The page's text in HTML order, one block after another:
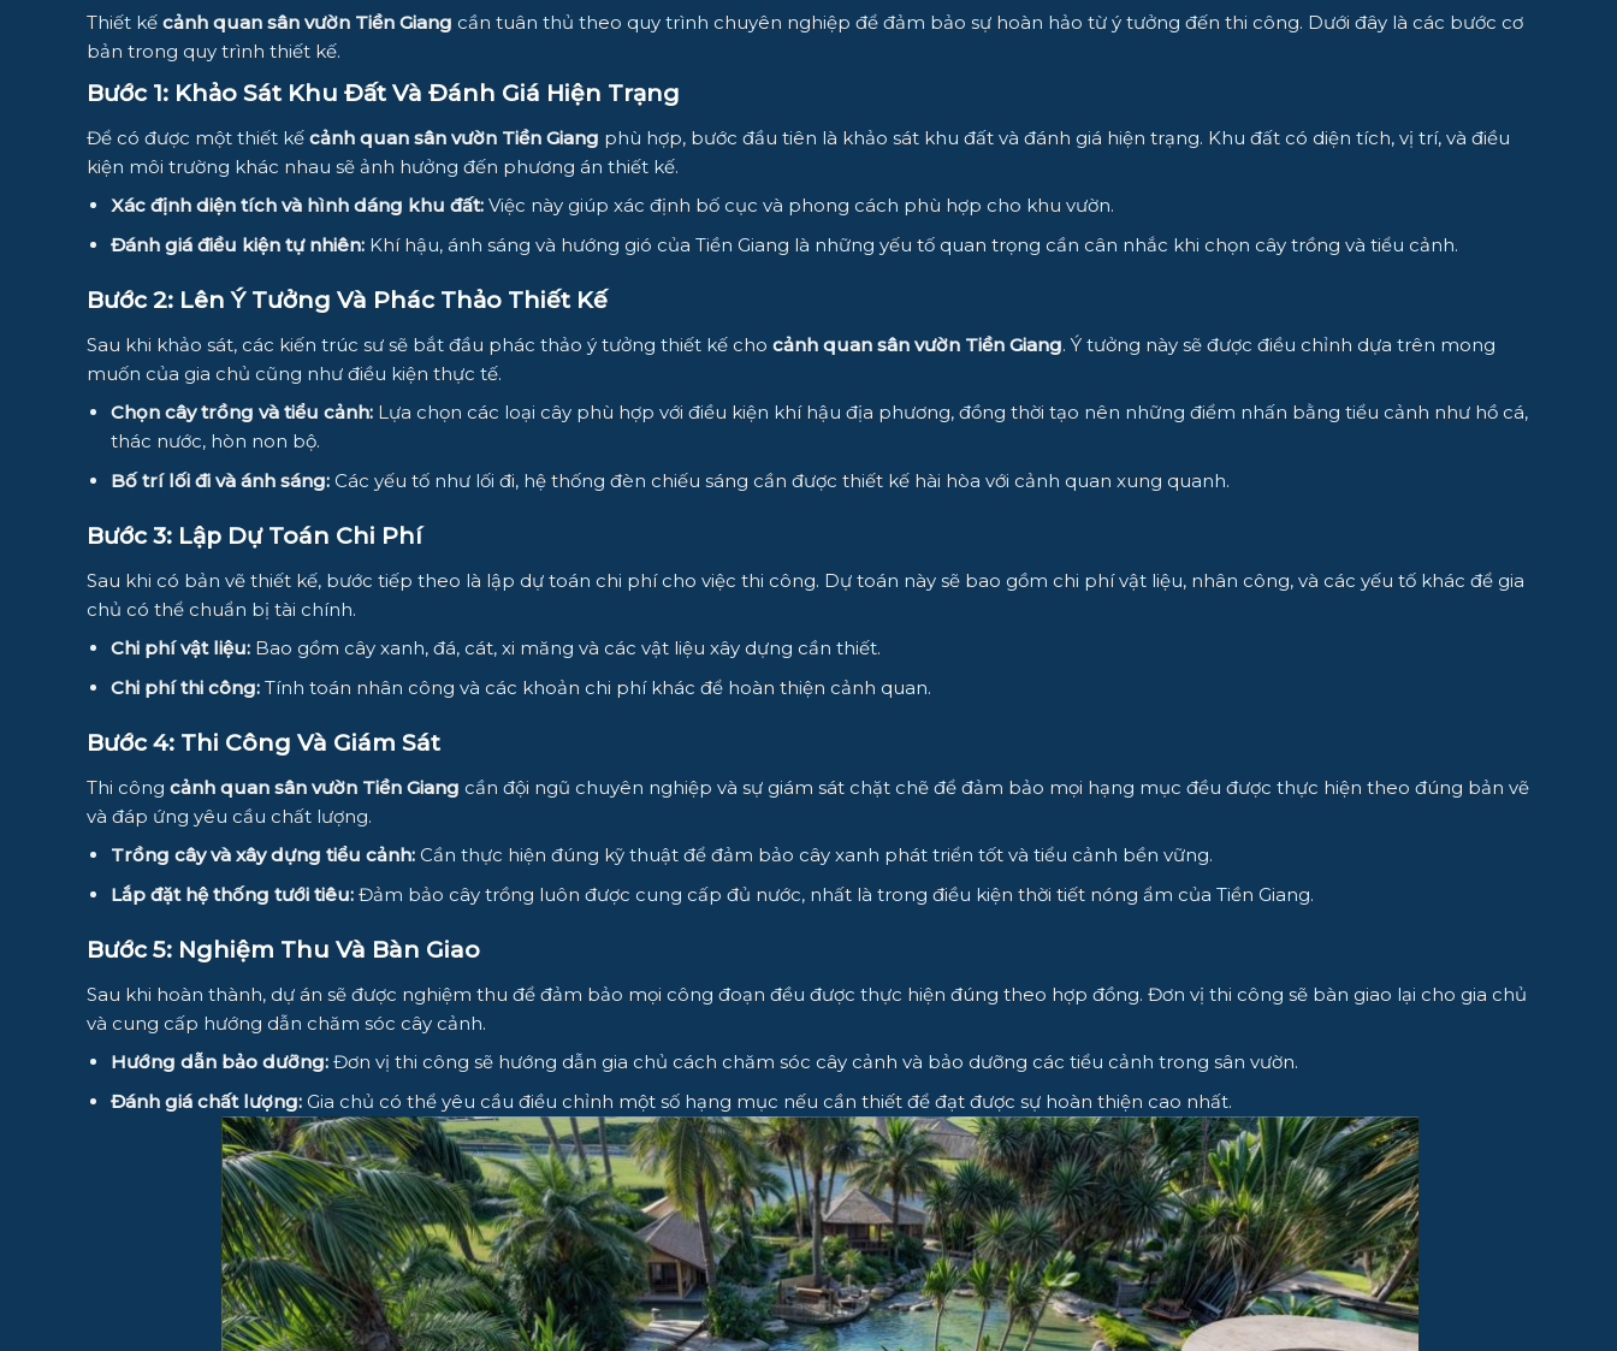
Thiết kế cảnh quan sân vườn Tiền Giang cần tuân thủ theo quy trình chuyên nghiệp để đảm bảo sự hoàn hảo từ ý tưởng đến thi công. Dưới đây là các bước cơ
bản trong quy trình thiết kế.
Bước 1: Khảo Sát Khu Đất Và Đánh Giá Hiện Trạng
Để có được một thiết kế cảnh quan sân vườn Tiền Giang phù hợp, bước đầu tiên là khảo sát khu đất và đánh giá hiện trạng. Khu đất có diện tích, vị trí, và điều
kiện môi trường khác nhau sẽ ảnh hưởng đến phương án thiết kế.
Xác định diện tích và hình dáng khu đất:Việc này giúp xác định bố cục và phong cách phù hợp cho khu vườn.
Đánh giá điều kiện tự nhiên:Khí hậu, ánh sáng và hướng gió của Tiền Giang là những yếu tố quan trọng cần cân nhắc khi chọn cây trồng và tiểu cảnh.
Bước 2: Lên Ý Tưởng Và Phác Thảo Thiết Kế
Sau khi khảo sát, các kiến trúc sư sẽ bắt đầu phác thảo ý tưởng thiết kế cho cảnh quan sân vườn Tiền Giang. Ý tưởng này sẽ được điều chỉnh dựa trên mong
muốn của gia chủ cũng như điều kiện thực tế.
Chọn cây trồng và tiểu cảnh:Lựa chọn các loại cây phù hợp với điều kiện khí hậu địa phương, đồng thời tạo nên những điểm nhấn bằng tiểu cảnh như hồ cá,
thác nước, hòn non bộ.
Bố trí lối đi và ánh sáng:Các yếu tố như lối đi, hệ thống đèn chiếu sáng cần được thiết kế hài hòa với cảnh quan xung quanh.
Bước 3: Lập Dự Toán Chi Phí
Sau khi có bản vẽ thiết kế, bước tiếp theo là lập dự toán chi phí cho việc thi công. Dự toán này sẽ bao gồm chi phí vật liệu, nhân công, và các yếu tố khác để gia
chủ có thể chuẩn bị tài chính.
Chi phí vật liệu:Bao gồm cây xanh, đá, cát, xi măng và các vật liệu xây dựng cần thiết.
Chi phí thi công:Tính toán nhân công và các khoản chi phí khác để hoàn thiện cảnh quan.
Bước 4: Thi Công Và Giám Sát
Thi công cảnh quan sân vườn Tiền Giang cần đội ngũ chuyên nghiệp và sự giám sát chặt chẽ để đảm bảo mọi hạng mục đều được thực hiện theo đúng bản vẽ
và đáp ứng yêu cầu chất lượng.
Trồng cây và xây dựng tiểu cảnh:Cần thực hiện đúng kỹ thuật để đảm bảo cây xanh phát triển tốt và tiểu cảnh bền vững.
Lắp đặt hệ thống tưới tiêu:Đảm bảo cây trồng luôn được cung cấp đủ nước, nhất là trong điều kiện thời tiết nóng ẩm của Tiền Giang.
Bước 5: Nghiệm Thu Và Bàn Giao
Sau khi hoàn thành, dự án sẽ được nghiệm thu để đảm bảo mọi công đoạn đều được thực hiện đúng theo hợp đồng. Đơn vị thi công sẽ bàn giao lại cho gia chủ
và cung cấp hướng dẫn chăm sóc cây cảnh.
Hướng dẫn bảo dưỡng:Đơn vị thi công sẽ hướng dẫn gia chủ cách chăm sóc cây cảnh và bảo dưỡng các tiểu cảnh trong sân vườn.
Đánh giá chất lượng:Gia chủ có thể yêu cầu điều chỉnh một số hạng mục nếu cần thiết để đạt được sự hoàn thiện cao nhất.